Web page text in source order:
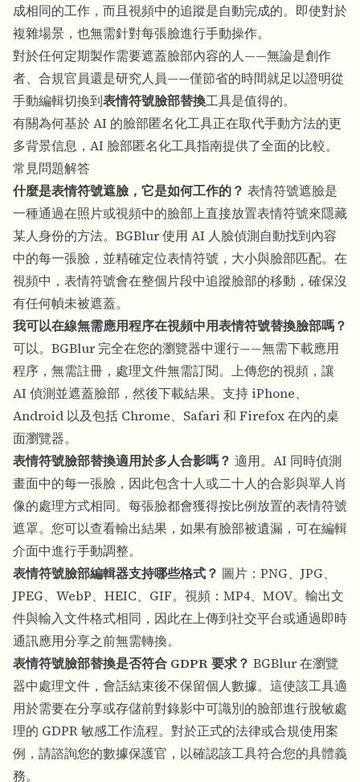
成相同的工作，而且視頻中的追蹤是自動完成的。即使對於
複雜場景，也無需針對每張臉進行手動操作。
對於任何定期製作需要遮蓋臉部內容的人——無論是創作
者、合規官員還是研究人員——僅節省的時間就足以證明從
手動編輯切換到表情符號臉部替換工具是值得的。
有關為何基於 AI 的臉部匿名化工具正在取代手動方法的更
多背景信息， AI 臉部匿名化工具指南提供了全面的比較。
常見問題解答
什麼是表情符號遮臉，它是如何工作的？ 表情符號遮臉是
一種通過在照片或視頻中的臉部上直接放置表情符號來隱藏
某人身份的方法。BGBlur 使用 AI 人臉偵測自動找到內容
中的每一張臉，並精確定位表情符號，大小與臉部匹配。在
視頻中，表情符號會在整個片段中追蹤臉部的移動，確保沒
有任何幀未被遮蓋。
我可以在線無需應用程序在視頻中用表情符號替換臉部嗎？
可以。BGBlur 完全在您的瀏覽器中運行——無需下載應用
程序，無需註冊，處理文件無需訂閱。上傳您的視頻，讓
AI 偵測並遮蓋臉部，然後下載結果。支持 iPhone、
Android 以及包括 Chrome、Safari 和 Firefox 在內的桌
面瀏覽器。
表情符號臉部替換適用於多人合影嗎？ 適用。AI 同時偵測
畫面中的每一張臉，因此包含十人或二十人的合影與單人肖
像的處理方式相同。每張臉都會獲得按比例放置的表情符號
遮罩。您可以查看輸出結果，如果有臉部被遺漏，可在編輯
介面中進行手動調整。
表情符號臉部編輯器支持哪些格式？ 圖片：PNG、JPG、
JPEG、WebP、HEIC、GIF。視頻：MP4、MOV。輸出文
件與輸入文件格式相同，因此在上傳到社交平台或通過即時
通訊應用分享之前無需轉換。
表情符號臉部替換是否符合 GDPR 要求？ BGBlur 在瀏覽
器中處理文件，會話結束後不保留個人數據。這使該工具適
用於需要在分享或存儲前對錄影中可識別的臉部進行脫敏處
理的 GDPR 敏感工作流程。對於正式的法律或合規使用案
例，請諮詢您的數據保護官，以確認該工具符合您的具體義
務。